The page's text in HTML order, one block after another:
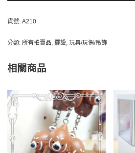
貨號: A210
分類: 所有拍賣品 擺設 玩具/玩偶/吊飾
相關商品